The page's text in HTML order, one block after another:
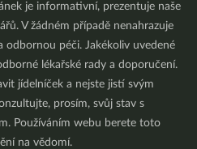
je informativní, prezentuje naše
V žádném případě nenahrazuje
péči. Jakékoliv uvedené
lékařské rady a doporučení.
jídelníček a nejste jistí svým
prosím, svůj stav s
Používáním webu berete toto
na vědomí.